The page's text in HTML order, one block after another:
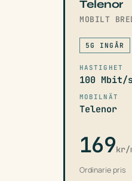
Telenor
MOBILT
5G INGÅR
HASTIGHET
100 Mbit/s
MOBILNÄT
Telenor
169kr/
Ordinarie pris